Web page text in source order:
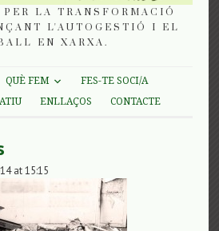
PER LA TRANSFORMACIÓ
L'AUTOGESTIÓ I EL
EN XARXA.
QUÈ FEM
FES-TE SOCI/A
ENLLAÇOS CONTACTE
at 15:15